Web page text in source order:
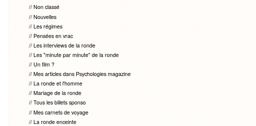
Non classé
Nouvelles
Les régimes
Pensées en vrac
Les interviews de la ronde
Les "minute par minute" de la ronde
Un film ?
Mes articles dans Psychologies magazine
La ronde et l'homme
Mariage de la ronde
Tous les billets sponso
Mes carnets de voyage
La ronde enceinte